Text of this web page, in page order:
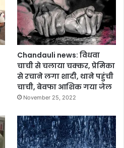
Chandauli news: विधवा
चाची से चलाया चक्कर, प्रेमिका
से रचाने लगा शादी, थाने पहुंची
चाची, बेवफा आशिक गया जेल
November 25, 2022